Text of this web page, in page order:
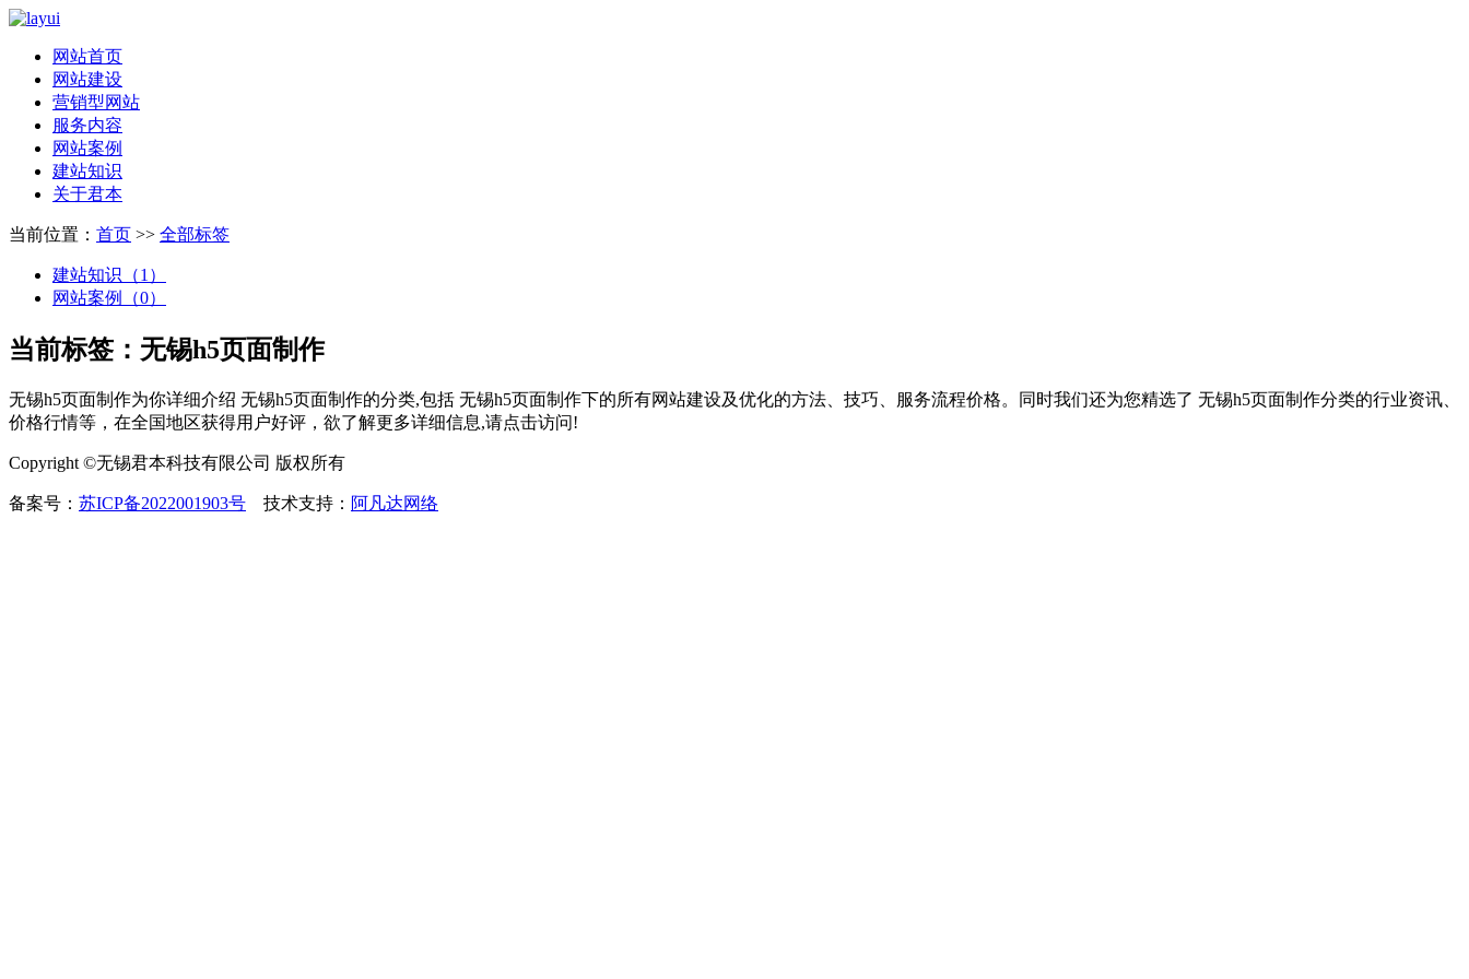
网站首页
网站建设
营销型网站
服务内容
网站案例
建站知识
关于君本
当前位置： 首页 >> 全部标签
建站知识（1）
网站案例（0）
当前标签： 无锡h5页面制作
无锡h5页面制作为你详细介绍 无锡h5页面制作的分类,包括 无锡h5页面制作下的所有网站建设及优化的方法、技巧、服务流程价格。同时我们还为您精选了 无锡h5页面制作分类的行业资讯、
价格行情等，在全国地区获得用户好评，欲了解更多详细信息,请点击访问!
Copyright ©无锡君本科技有限公司 版权所有
备案号： 苏ICP备2022001903号 技术支持： 阿凡达网络